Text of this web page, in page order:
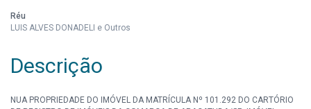
Réu
LUIS ALVES DONADELI e Outros
Descrição
NUA PROPRIEDADE DO IMÓVEL DA MATRÍCULA Nº 101.292 DO CARTÓRIO